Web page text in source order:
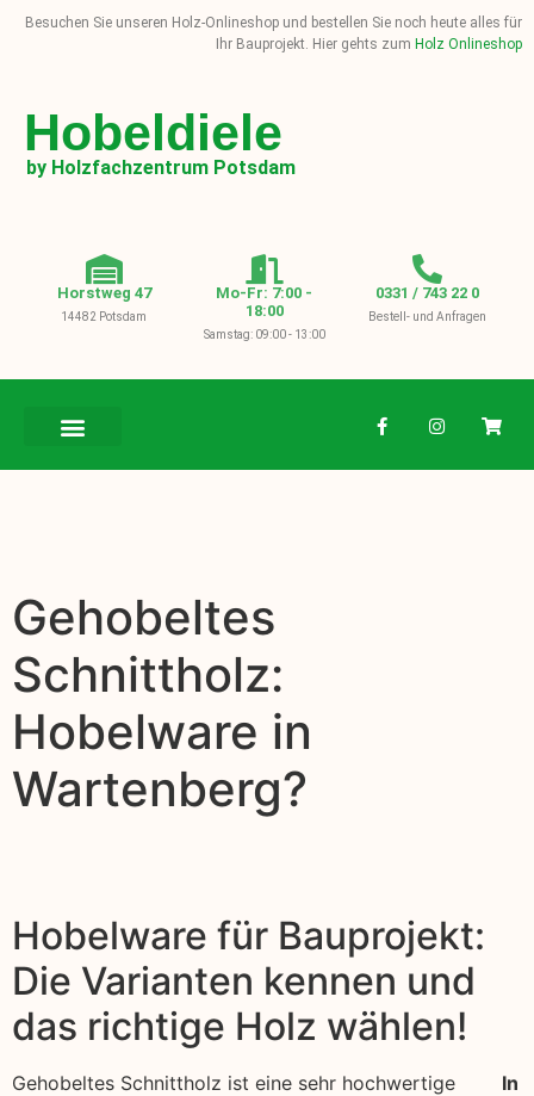
Besuchen Sie unseren Holz-Onlineshop und bestellen Sie noch heute alles für
Ihr Bauprojekt. Hier gehts zum Holz Onlineshop
Hobeldiele
by Holzfachzentrum Potsdam
Horstweg 47
14482 Potsdam
Mo-Fr: 7:00 -
18:00
Samstag: 09:00 - 13:00
0331 / 743 22 0
Bestell- und Anfragen
Gehobeltes
Schnittholz:
Hobelware in
Wartenberg?
Hobelware für Bauprojekt:
Die Varianten kennen und
das richtige Holz wählen!
Gehobeltes Schnittholz ist eine sehr hochwertige
In